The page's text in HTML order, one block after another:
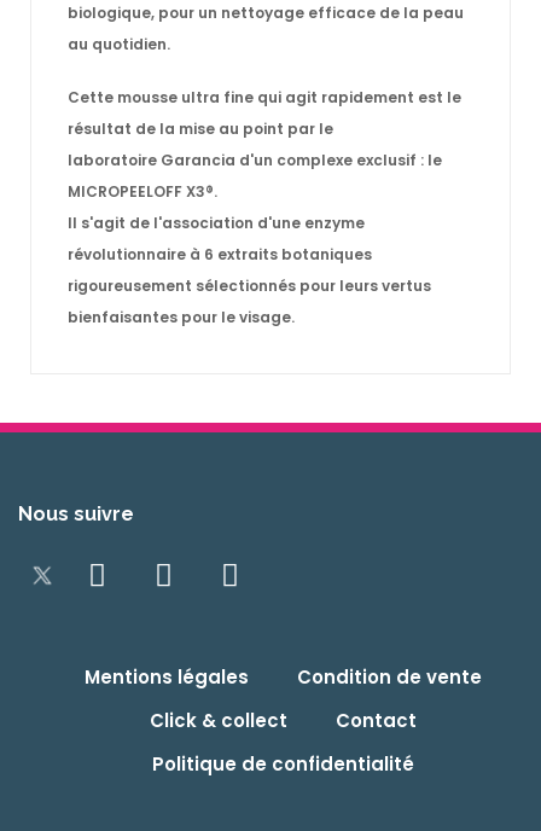
biologique, pour un nettoyage efficace de la peau
au quotidien.
Cette mousse ultra fine qui agit rapidement est le
résultat de la mise au point par le
laboratoire Garancia d'un complexe exclusif : le
MICROPEELOFF X3®.
Il s'agit de l'association d'une enzyme
révolutionnaire à 6 extraits botaniques
rigoureusement sélectionnés pour leurs vertus
bienfaisantes pour le visage.
Nous suivre
Mentions légales
Condition de vente
Click & collect
Contact
Politique de confidentialité